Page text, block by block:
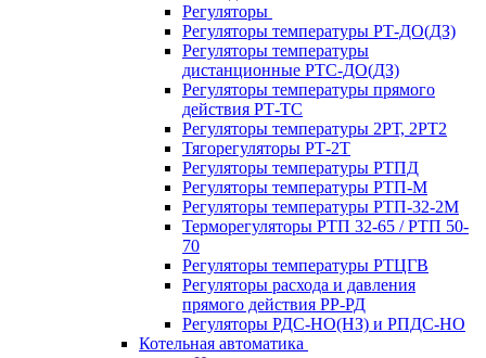
Регуляторы
Регуляторы температуры РТ-ДО(ДЗ)
Регуляторы температуры
дистанционные РТС-ДО(ДЗ)
Регуляторы температуры прямого
действия РТ-ТС
Регуляторы температуры 2РТ, 2РT2
Тягорегуляторы РТ-2Т
Регуляторы температуры РТПД
Регуляторы температуры РТП-M
Регуляторы температуры РТП-32-2М
Терморегуляторы РТП 32-65 / РТП 50-
70
Регуляторы температуры РТЦГВ
Регуляторы расхода и давления
прямого действия РР-РД
Регуляторы РДС-НО(НЗ) и РПДС-НО
Котельная автоматика